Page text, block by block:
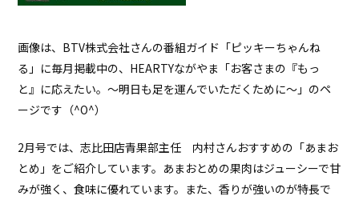
画像は、BTV株式会社さんの番組ガイド「ピッキーちゃんね
る」に毎月掲載中の、HEARTYながやま「お客さまの『もっ
と』に応えたい。～明日も足を運んでいただくために～」のペ
ージです（^O^）
2月号では、志比田店青果部主任 内村さんおすすめの「あまお
とめ」をご紹介しています。あまおとめの果肉はジューシーで甘
みが強く、食味に優れています。また、香りが強いのが特長で